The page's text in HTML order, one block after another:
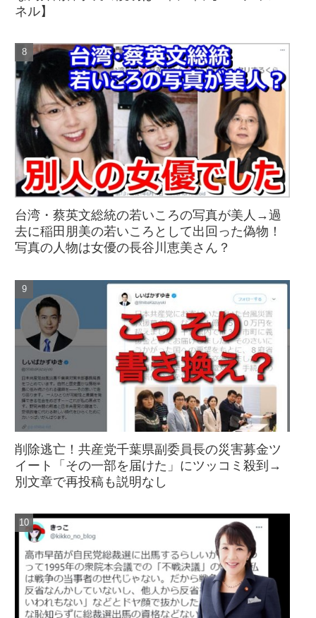
ネル】
台湾・蔡英文総統の若いころの写真が美人→過
去に稲田朋美の若いころとして出回った偽物！
写真の人物は女優の長谷川恵美さん？
削除逃亡！共産党千葉県副委員長の災害募金ツ
イート「その一部を届けた」にツッコミ殺到→
別文章で再投稿も説明なし